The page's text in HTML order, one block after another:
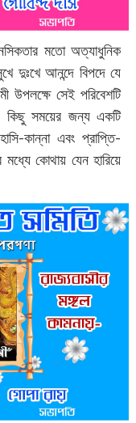
মতো অত্যাধুনিক
দুঃখে আনন্দে বিপদে যে
উপলক্ষে সেই পরিবেশটি
সময়ের জন্য একটি
কান্না এবং প্রাপ্তি-
কোথায় যেন হারিয়ে